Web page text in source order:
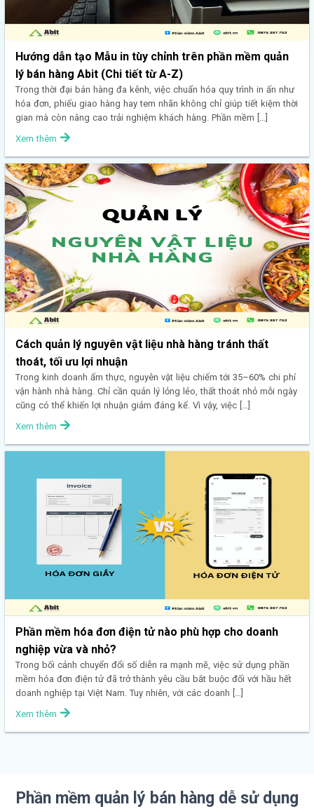
Hướng dẫn tạo Mẫu in tùy chỉnh trên phần mềm quản
lý bán hàng Abit (Chi tiết từ A-Z)
Trong thời đại bán hàng đa kênh, việc chuẩn hóa quy trình in ấn như
hóa đơn, phiếu giao hàng hay tem nhãn không chỉ giúp tiết kiệm thời
gian mà còn nâng cao trải nghiệm khách hàng. Phần mềm […]
Xem thêm
Cách quản lý nguyên vật liệu nhà hàng tránh thất
thoát, tối ưu lợi nhuận
Trong kinh doanh ẩm thực, nguyên vật liệu chiếm tới 35–60% chi phí
vận hành nhà hàng. Chỉ cần quản lý lỏng lẻo, thất thoát nhỏ mỗi ngày
cũng có thể khiến lợi nhuận giảm đáng kể. Vì vậy, việc […]
Xem thêm
Phần mềm hóa đơn điện tử nào phù hợp cho doanh
nghiệp vừa và nhỏ?
Trong bối cảnh chuyển đổi số diễn ra mạnh mẽ, việc sử dụng phần
mềm hóa đơn điện tử đã trở thành yêu cầu bắt buộc đối với hầu hết
doanh nghiệp tại Việt Nam. Tuy nhiên, với các doanh […]
Xem thêm
Phần mềm quản lý bán hàng dễ sử dụng